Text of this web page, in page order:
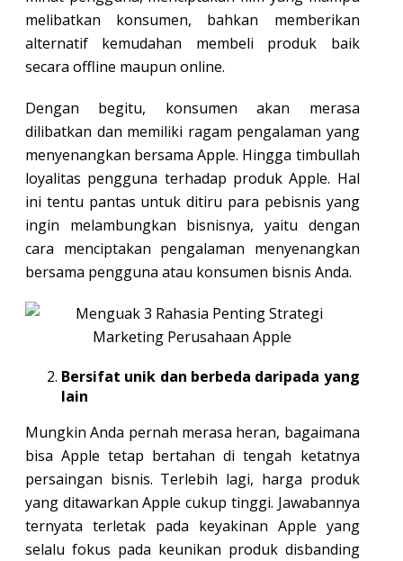
melibatkan konsumen, bahkan memberikan
alternatif kemudahan membeli produk baik
secara offline maupun online.
Dengan begitu, konsumen akan merasa
dilibatkan dan memiliki ragam pengalaman yang
menyenangkan bersama Apple. Hingga timbullah
loyalitas pengguna terhadap produk Apple. Hal
ini tentu pantas untuk ditiru para pebisnis yang
ingin melambungkan bisnisnya, yaitu dengan
cara menciptakan pengalaman menyenangkan
bersama pengguna atau konsumen bisnis Anda.
Bersifat unik dan berbeda daripada yang
lain
Mungkin Anda pernah merasa heran, bagaimana
bisa Apple tetap bertahan di tengah ketatnya
persaingan bisnis. Terlebih lagi, harga produk
yang ditawarkan Apple cukup tinggi. Jawabannya
ternyata terletak pada keyakinan Apple yang
selalu fokus pada keunikan produk disbanding